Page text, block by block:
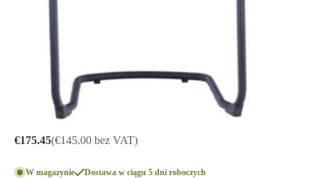
€175.45(€145.00 bez VAT)
W magazynie Dostawa w ciągu 5 dni roboczych